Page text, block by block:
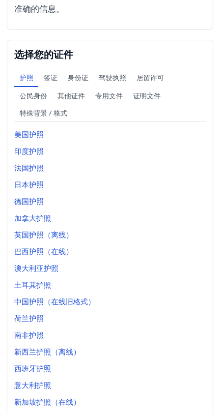
准确的信息。
选择您的证件
护照 签证 身份证 驾驶执照
居留许可
公民身份
其他证件 专用文件
证明文件
特殊背景 / 格式
美国护照
印度护照
法国护照
日本护照
德国护照
加拿大护照
英国护照（离线）
巴西护照（在线）
澳大利亚护照
土耳其护照
中国护照（在线旧格式）
荷兰护照
南非护照
新西兰护照（离线）
西班牙护照
意大利护照
新加坡护照（在线）